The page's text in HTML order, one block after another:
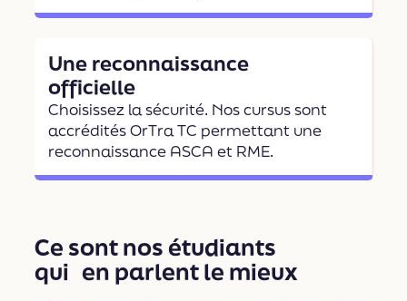
Une reconnaissance
officielle
Choisissez la sécurité. Nos cursus sont
accrédités OrTra TC permettant une
reconnaissance ASCA et RME.
Ce sont nos étudiants
qui en parlent le mieux